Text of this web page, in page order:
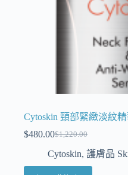
Cytoskin 頸部緊緻淡紋精
$1,220.00
$480.00
Cytoskin, 護膚品